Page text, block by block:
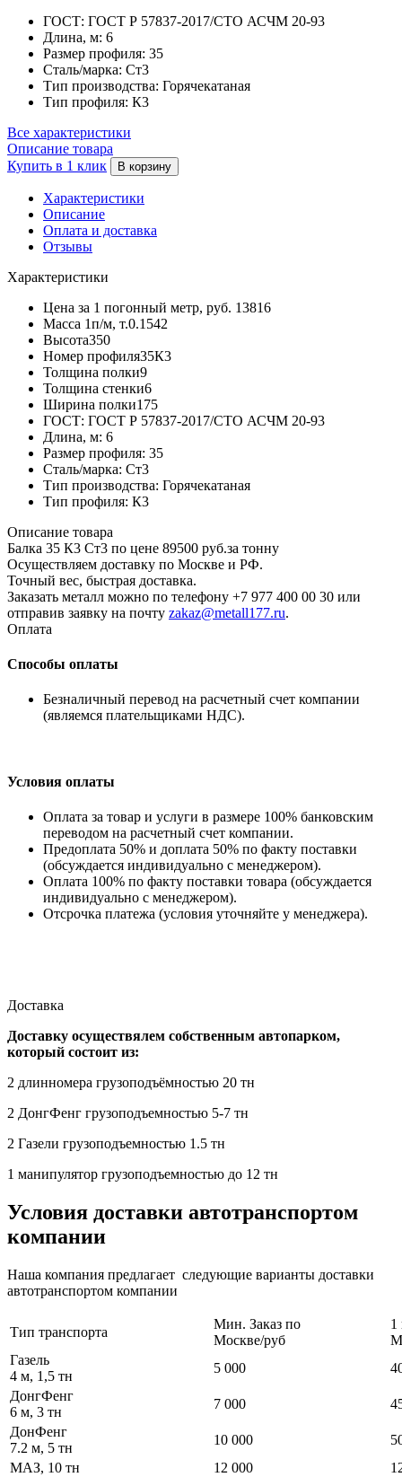
ГОСТ: ГОСТ Р 57837-2017/СТО АСЧМ 20-93
Длина, м: 6
Размер профиля: 35
Сталь/марка: Ст3
Тип производства: Горячекатаная
Тип профиля: К3
Все характеристики
Описание товара
Купить в 1 клик
В корзину
Характеристики
Описание
Оплата и доставка
Отзывы
Характеристики
Цена за 1 погонный метр, руб. 13816
Масса 1п/м, т.0.1542
Высота350
Номер профиля35К3
Толщина полки9
Толщина стенки6
Ширина полки175
ГОСТ: ГОСТ Р 57837-2017/СТО АСЧМ 20-93
Длина, м: 6
Размер профиля: 35
Сталь/марка: Ст3
Тип производства: Горячекатаная
Тип профиля: К3
Описание товара
Балка 35 К3 Ст3 по цене 89500 руб.за тонну
Осуществляем доставку по Москве и РФ.
Точный вес, быстрая доставка.
Заказать металл можно по телефону +7 977 400 00 30 или
отправив заявку на почту zakaz@metall177.ru.
Оплата
Способы оплаты
Безналичный перевод на расчетный счет компании
(являемся плательщиками НДС).
Условия оплаты
Оплата за товар и услуги в размере 100% банковским
переводом на расчетный счет компании.
Предоплата 50% и доплата 50% по факту поставки
(обсуждается индивидуально с менеджером).
Оплата 100% по факту поставки товара (обсуждается
индивидуально с менеджером).
Отсрочка платежа (условия уточняйте у менеджера).
Доставка
Доставку осуществялем собственным автопарком,
который состоит из:
2 длинномера грузоподъёмностью 20 тн
2 ДонгФенг грузоподъемностью 5-7 тн
2 Газели грузоподъемностью 1.5 тн
1 манипулятор грузоподъемностью до 12 тн
Условия доставки автотранспортом
компании
Наша компания предлагает следующие варианты доставки
автотранспортом компании
Тип транспорта
Мин. Заказ по
Москве/руб
1
Газель
4 м, 1,5 тн
5 000
ДонгФенг
6 м, 3 тн
7 000
ДонФенг
7.2 м, 5 тн
10 000
МАЗ, 10 тн
12 000